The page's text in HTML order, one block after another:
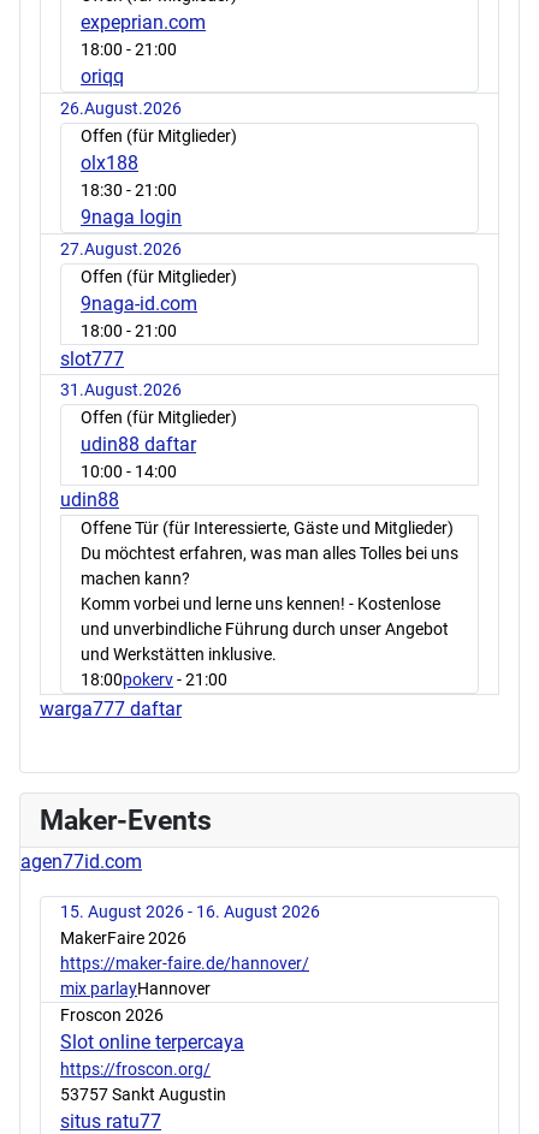
expeprian.com
18:00 - 21:00
oriqq
26.August.2026
Offen (für Mitglieder)
olx188
18:30 - 21:00
9naga login
27.August.2026
Offen (für Mitglieder)
9naga-id.com
18:00 - 21:00
slot777
31.August.2026
Offen (für Mitglieder)
udin88 daftar
10:00 - 14:00
udin88
Offene Tür (für Interessierte, Gäste und Mitglieder)
Du möchtest erfahren, was man alles Tolles bei uns
machen kann?
Komm vorbei und lerne uns kennen! - Kostenlose
und unverbindliche Führung durch unser Angebot
und Werkstätten inklusive.
18:00pokerv- 21:00
warga777 daftar
Maker-Events
agen77id.com
15. August 2026 - 16. August 2026
MakerFaire 2026
https://maker-faire.de/hannover/
mix parlayHannover
Froscon 2026
Slot online terpercaya
https://froscon.org/
53757 Sankt Augustin
situs ratu77